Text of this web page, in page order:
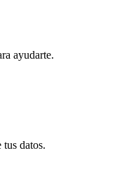
ayudarte.
datos.